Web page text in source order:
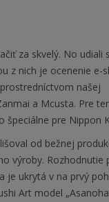
za skvelý. No udiali
z nich je ocenenie e-
našej
a Mcusta. Pre
pre Nippon
od bežnej
výroby. Rozhodnutie
je ukrytá v na prvý
Art model